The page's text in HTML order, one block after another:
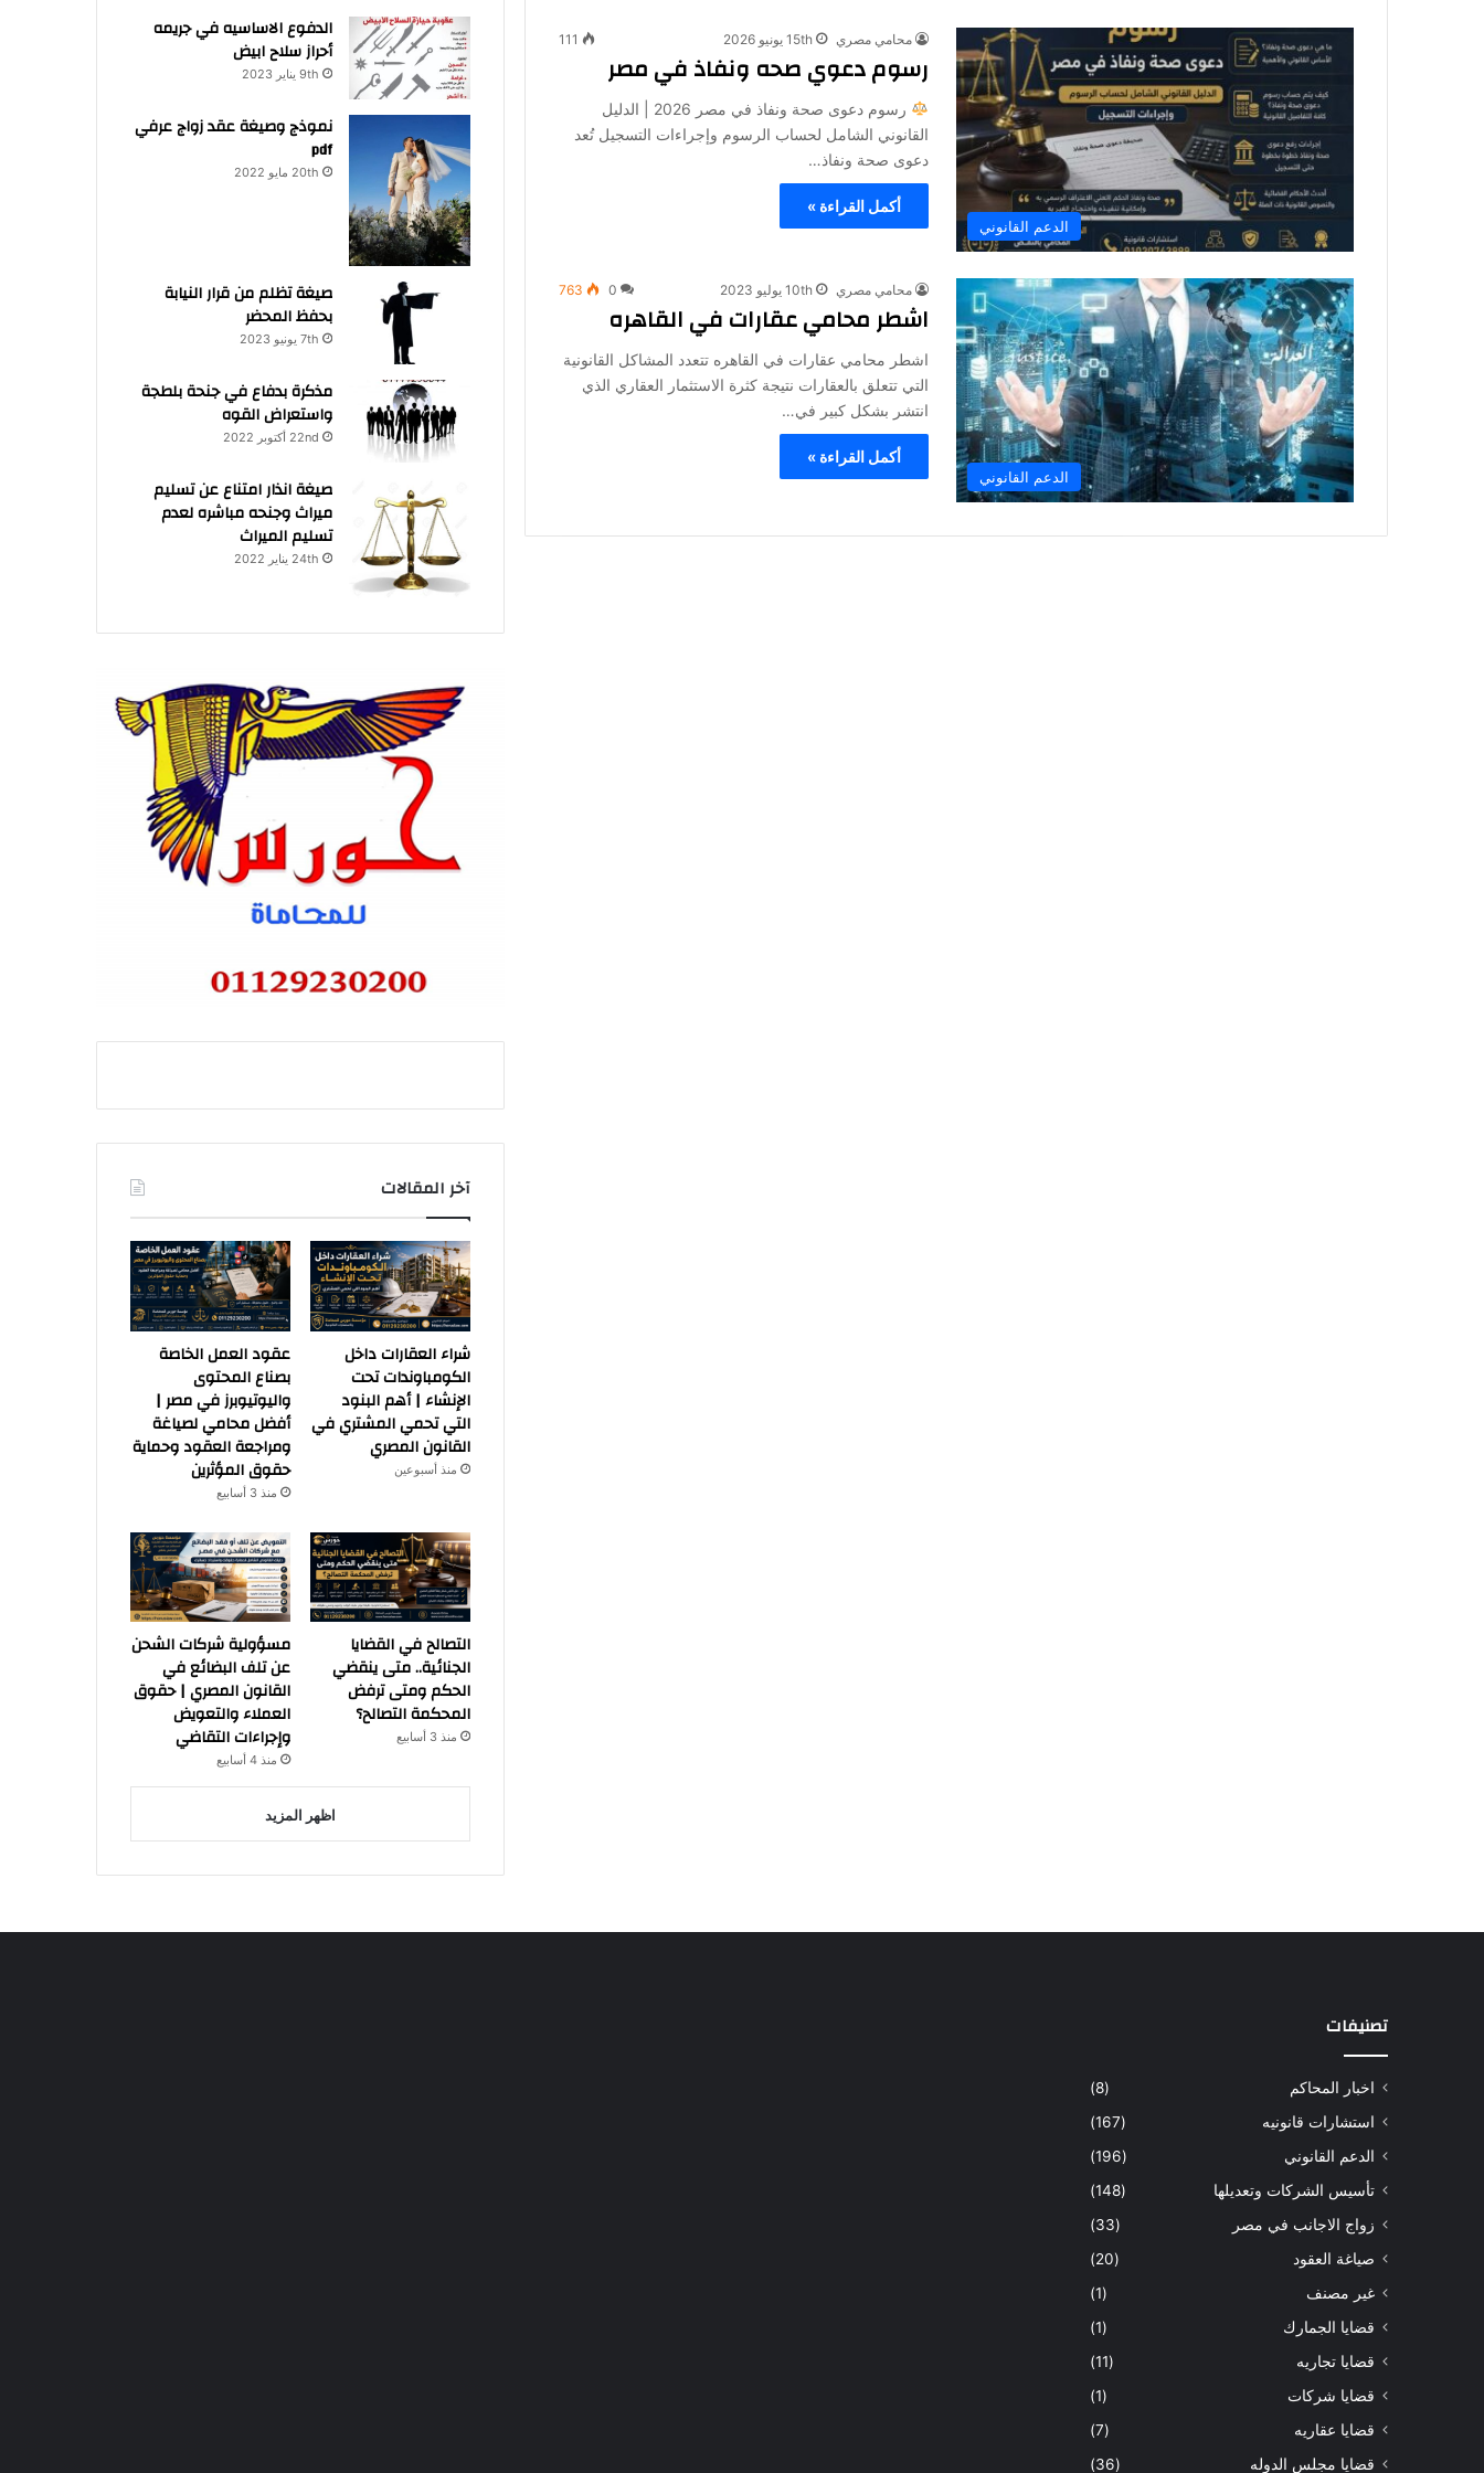
الدعم القانوني
محامي مصري 15th يونيو 2026 111
رسوم دعوي صحه ونفاذ في مصر
رسوم دعوى صحة ونفاذ في مصر 2026 | الدليل
القانوني الشامل لحساب الرسوم وإجراءات التسجيل تُعد
دعوى صحة ونفاذ…
أكمل القراءة »
الدعم القانوني
محامي مصري 10th يوليو 2023 0
763
اشطر محامي عقارات في القاهره
اشطر محامي عقارات في القاهره تتعدد المشاكل القانونية
التي تتعلق بالعقارات نتيجة كثرة الاستثمار العقاري الذي
انتشر بشكل كبير في…
أكمل القراءة »
الدفوع الاساسيه في جريمه
أحراز سلاح ابيض
9th يناير 2023
نموذج وصيغة عقد زواج عرفي
pdf
20th مايو 2022
صيغة تظلم من قرار النيابة
بحفظ المحضر
7th يونيو 2023
مذكرة بدفاع في جنحة بلطجة
واستعراض القوه
22nd أكتوبر 2022
صيغة انذار امتناع عن تسليم
ميراث وجنحه مباشره لعدم
تسليم الميراث
24th يناير 2022
آخر المقالات
شراء العقارات داخل
الكومباوندات تحت
الإنشاء | أهم البنود
التي تحمي المشتري في
القانون المصري
منذ أسبوعين
عقود العمل الخاصة
بصناع المحتوى
واليوتيوبرز في مصر |
أفضل محامي لصياغة
ومراجعة العقود وحماية
حقوق المؤثرين
منذ 3 أسابيع
التصالح في القضايا
الجنائية.. متى ينقضي
الحكم ومتى ترفض
المحكمة التصالح؟
منذ 3 أسابيع
مسؤولية شركات الشحن
عن تلف البضائع في
القانون المصري | حقوق
العملاء والتعويض
وإجراءات التقاضي
منذ 4 أسابيع
اظهر المزيد
تصنيفات
اخبار المحاكم
(8)
استشارات قانونيه
(167)
الدعم القانوني
(196)
تأسيس الشركات وتعديلها
(148)
زواج الاجانب في مصر
(33)
صياغة العقود
(20)
غير مصنف
(1)
قضايا الجمارك
(1)
قضايا تجاريه
(11)
قضايا شركات
(1)
قضايا عقاريه
(7)
قضايا مجلس الدوله
(36)